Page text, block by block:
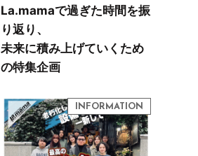
La.mamaで過ぎた時間を振
り返り、
未来に積み上げていくため
の特集企画